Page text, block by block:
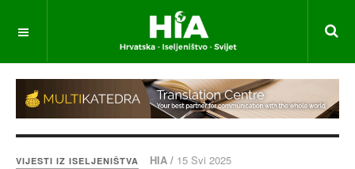
VIJESTI IZ ISELJENIŠTVA HIA / 15 Svi 2025